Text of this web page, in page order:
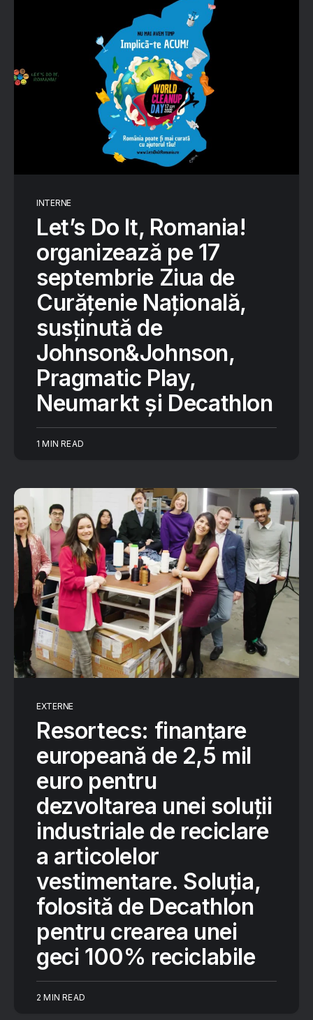
INTERNE
Let’s Do It, Romania!
organizează pe 17
septembrie Ziua de
Curățenie Națională,
susținută de
Johnson&Johnson,
Pragmatic Play,
Neumarkt și Decathlon
1 MIN READ
EXTERNE
Resortecs: finanțare
europeană de 2,5 mil
euro pentru
dezvoltarea unei soluții
industriale de reciclare
a articolelor
vestimentare. Soluția,
folosită de Decathlon
pentru crearea unei
geci 100% reciclabile
2 MIN READ